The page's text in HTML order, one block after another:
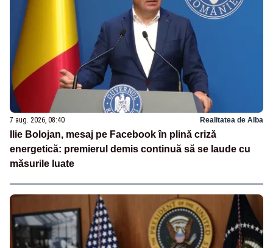
7 aug. 2026, 08:40 Realitatea de Alba
Ilie Bolojan, mesaj pe Facebook în plină criză
energetică: premierul demis continuă să se laude cu
măsurile luate